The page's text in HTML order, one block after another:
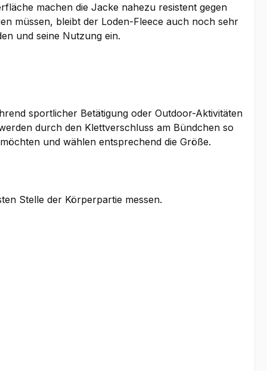
machen die Jacke nahezu resistent gegen
müssen, bleibt der Loden-Fleece auch noch sehr
und seine Nutzung ein.
sportlicher Betätigung oder Outdoor-Aktivitäten
durch den Klettverschluss am Bündchen so
und wählen entsprechend die Größe.
Stelle der Körperpartie messen.